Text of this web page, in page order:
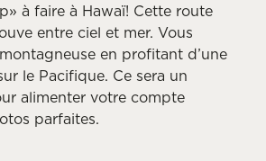
à faire à Hawaï! Cette route
entre ciel et mer. Vous
en profitant d’une
le Pacifique. Ce sera un
alimenter votre compte
parfaites.